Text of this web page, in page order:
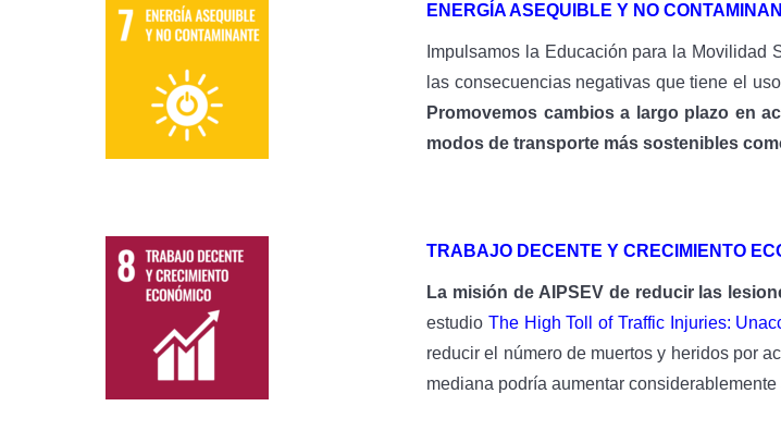
ENERGÍA ASEQUIBLE Y NO
Impulsamos la Educación para la Movilidad
las consecuencias negativas que tiene el
Promovemos cambios a largo plazo en
modos de transporte más sostenibles
TRABAJO DECENTE Y CRECIMIENTO
La misión de AIPSEV de reducir las
estudio The High Toll of Traffic Injuries:
reducir el número de muertos y heridos por
mediana podría aumentar considerablemente